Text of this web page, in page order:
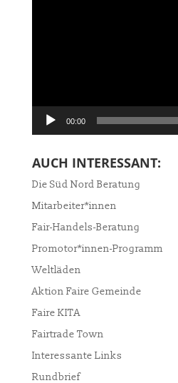
00:00
AUCH INTERESSANT:
Die Süd Nord Beratung
Mitarbeiter*innen
Fair-Handels-Beratung
Promotor*innen-Programm
Weltläden
Aktion Faire Gemeinde
Faire KITA
Fairtrade Town
Interessante Links
Rundbrief